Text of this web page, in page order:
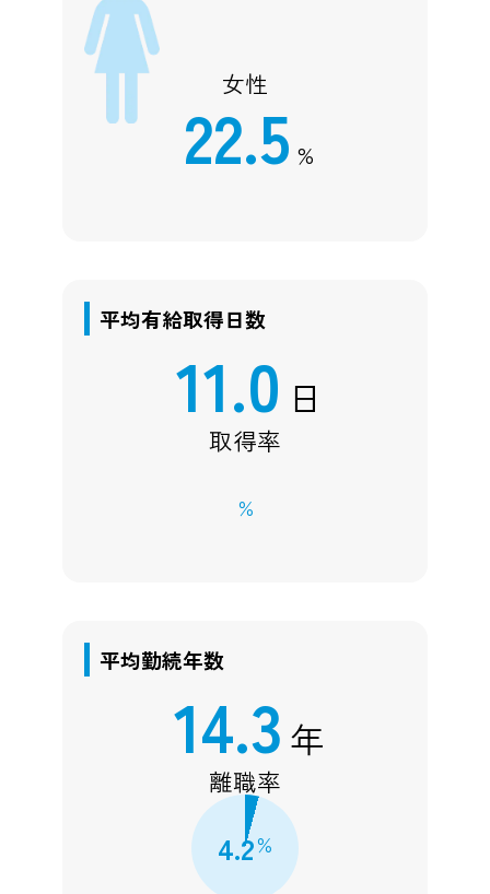
女性
22.5 %
平均有給取得日数
11.0 日
取得率
%
平均勤続年数
14.3 年
離職率
4.2%